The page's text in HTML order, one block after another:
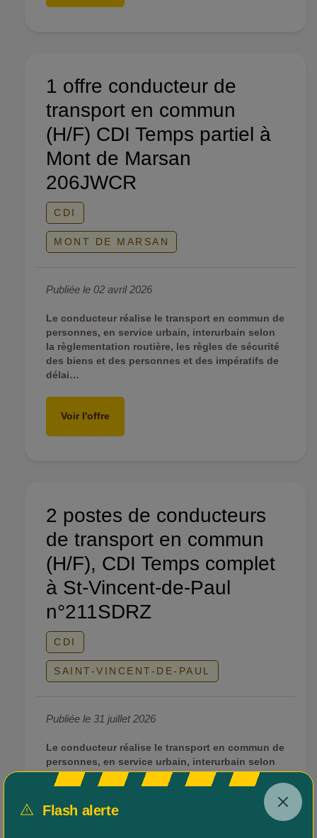
1 offre conducteur de
transport en commun
(H/F) CDI Temps partiel à
Mont de Marsan
206JWCR
CDI
MONT DE MARSAN
Publiée le 02 avril 2026
Le conducteur réalise le transport en commun de
personnes, en service urbain, interurbain selon
la règlementation routière, les règles de sécurité
des biens et des personnes et des impératifs de
délai…
Voir l'offre
2 postes de conducteurs
de transport en commun
(H/F), CDI Temps complet
à St-Vincent-de-Paul
n°211SDRZ
CDI
SAINT-VINCENT-DE-PAUL
Publiée le 31 juillet 2026
Le conducteur réalise le transport en commun de
personnes, en service urbain, interurbain selon
la règlementation routière, les règles de sécurité
des biens et des personnes et des impératifs de
délai…
Flash alerte